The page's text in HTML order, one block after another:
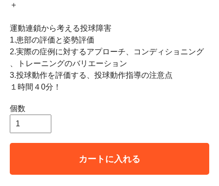
＋
運動連鎖から考える投球障害
1.患部の評価と姿勢評価
2.実際の症例に対するアプローチ、コンディショニング
、トレーニングのバリエーション
3.投球動作を評価する、投球動作指導の注意点
１時間４0分！
個数
カートに入れる